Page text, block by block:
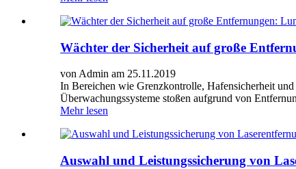
Wächter der Sicherheit auf große
von Admin am 25.11.2019
In Bereichen wie Grenzkontrolle, Hafensicherheit
Überwachungssysteme stoßen aufgrund von
Mehr lesen
Auswahl und Leistungssicherung von